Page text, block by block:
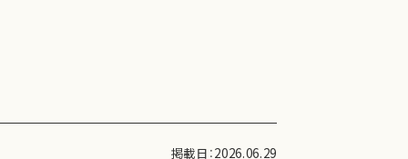
掲載日：2026.06.29